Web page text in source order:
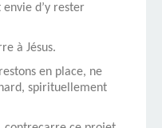
d’y rester
à Jésus.
en place, ne
spirituellement